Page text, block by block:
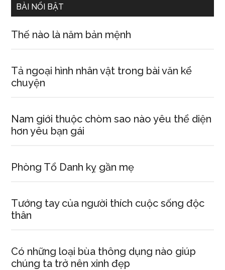
BÀI NỔI BẬT
Thế nào là năm bản mệnh
Tả ngoại hình nhân vật trong bài văn kể
chuyện
Nam giới thuộc chòm sao nào yêu thể diện
hơn yêu bạn gái
Phòng Tổ Danh kỵ gần mẹ
Tướng tay của người thích cuộc sống độc
thân
Có những loại bùa thông dụng nào giúp
chúng ta trở nên xinh đẹp